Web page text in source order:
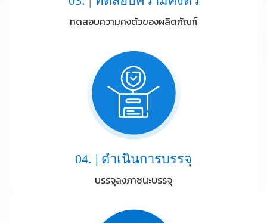
ทดสอบความคงตัวของผลิตภัณฑ์
04. | ดำเนินการบรรจุ
บรรจุลงภาชนะบรรจุ